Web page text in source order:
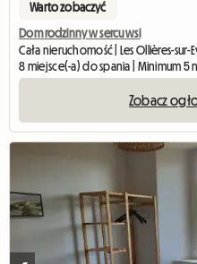
Warto zobaczyć
Dom rodzinny w sercu wsi
Cała nieruchomość | Les Ollières-sur-
8 miejsce(-a) do spania | Minimum 5
Zobacz